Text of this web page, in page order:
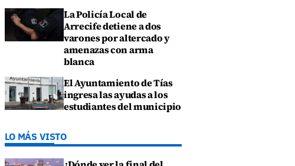
La Policía Local de
Arrecife detiene a dos
varones por altercado y
amenazas con arma
blanca
El Ayuntamiento de Tías
ingresa las ayudas a los
estudiantes del municipio
LO MÁS VISTO